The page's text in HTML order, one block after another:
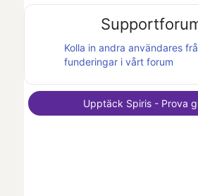
Kolla in andra användares
funderingar i vårt forum
Upptäck Spiris - Prova